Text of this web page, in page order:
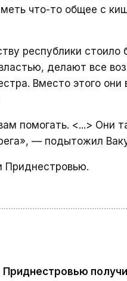
что-то общее с
республики стоило
делают все
Вместо этого они
помогать. <...> Они
— подытожил
Приднестровью.